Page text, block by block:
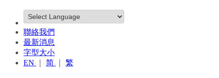
聯絡我們
最新消息
字型大小
EN
简 繁